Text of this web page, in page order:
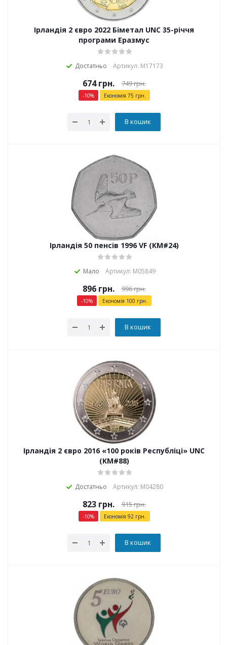
Ірландія 2 євро 2022 Біметал UNC 35-річчя
програми Еразмус
Достатньо Артикул: М17173
674грн. 749грн.
-10% Економія 75 грн.
В кошик
Ірландія 50 пенсів 1996 VF (KM#24)
Мало Артикул: М05849
896грн. 996грн.
-10% Економія 100 грн.
В кошик
Ірландія 2 євро 2016 «100 років Республіці» UNC
(KM#88)
Достатньо Артикул: М04280
823грн. 915грн.
-10% Економія 92грн.
В кошик